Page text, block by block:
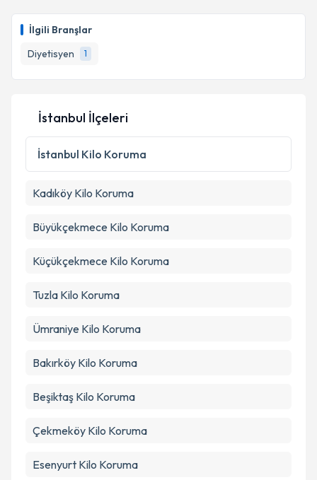
İlgili Branşlar
Diyetisyen
1
takvim hazırlandığında e-posta ile bilgilendireceğiz.
E-posta Adresiniz
Kişisel verilerimin işlenmesine ilişkinAydınlatma
Metni'ni okudum ve kişisel verilerimin belirtilen
kapsamda işlenmesini kabul ediyorum.
İstanbul İlçeleri
İstanbul Kilo Koruma
Kadıköy Kilo Koruma
Büyükçekmece Kilo Koruma
Küçükçekmece Kilo Koruma
Tuzla Kilo Koruma
Ümraniye Kilo Koruma
Bakırköy Kilo Koruma
Beşiktaş Kilo Koruma
Çekmeköy Kilo Koruma
Esenyurt Kilo Koruma